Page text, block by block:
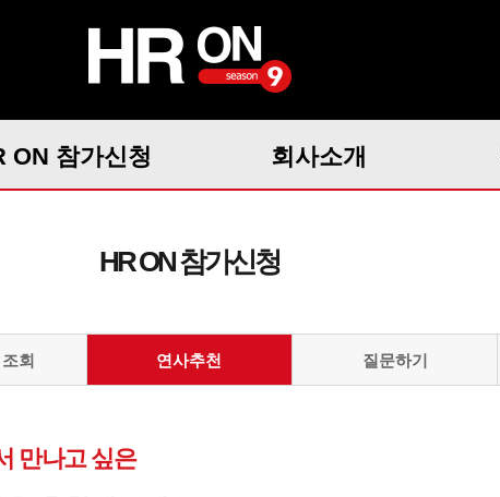
ON 참가신청 회사소개
HR ON 참가신청
회 연사추천 질문하기
만나고 싶은